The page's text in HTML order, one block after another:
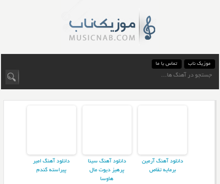
موزیک ناب تماس با ما
دانلود آهنگ آرمین
برمایه تقاص
دانلود آهنگ سینا
پرهیز دیوت مال
هاوسا
دانلود آهنگ امیر
پیراسته گندم